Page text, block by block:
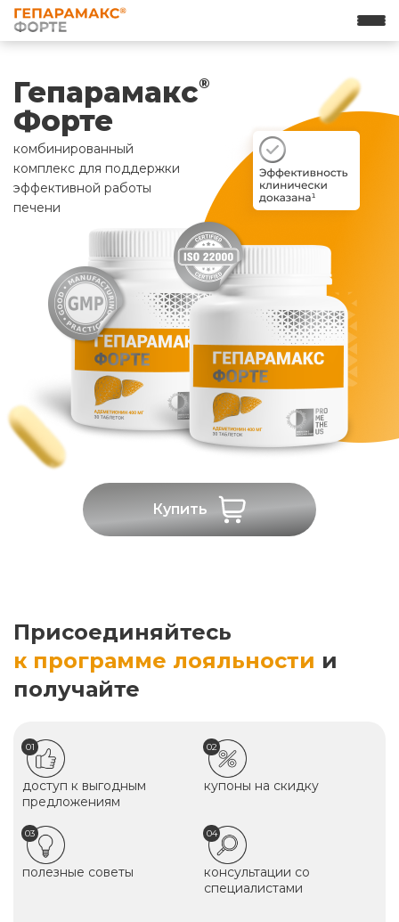
Гепарамакс®
Форте
комбинированный
комплекс для поддержки
эффективной работы
печени
Купить
Присоединяйтесь
к программе лояльности и
получайте
01
доступ к выгодным
предложениям
02
купоны на скидку
03
полезные советы
04
консультации со
специалистами